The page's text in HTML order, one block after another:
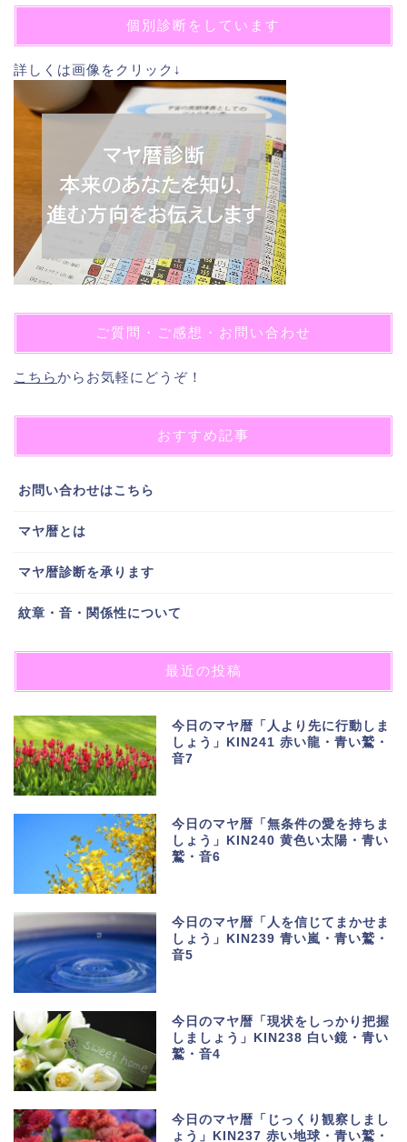
個別診断をしています
詳しくは画像をクリック↓
ご質問・ご感想・お問い合わせ
こちらからお気軽にどうぞ！
おすすめ記事
お問い合わせはこちら
マヤ暦とは
マヤ暦診断を承ります
紋章・音・関係性について
最近の投稿
今日のマヤ暦「人より先に行動しま
しょう」KIN241 赤い龍・青い鷲・
音7
今日のマヤ暦「無条件の愛を持ちま
しょう」KIN240 黄色い太陽・青い
鷲・音6
今日のマヤ暦「人を信じてまかせま
しょう」KIN239 青い嵐・青い鷲・
音5
今日のマヤ暦「現状をしっかり把握
しましょう」KIN238 白い鏡・青い
鷲・音4
今日のマヤ暦「じっくり観察しまし
ょう」KIN237 赤い地球・青い鷲・